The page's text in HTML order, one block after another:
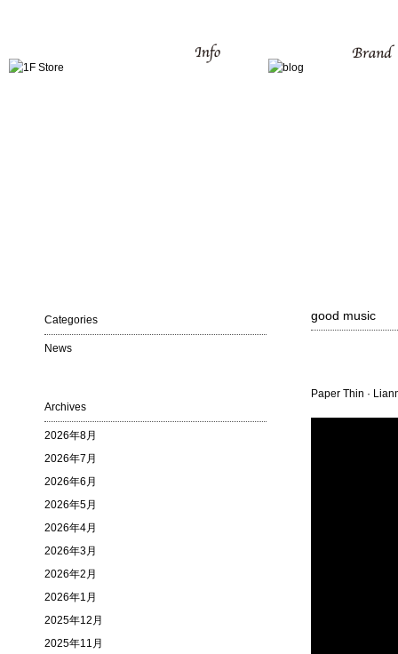
good music
Paper Thin ·
Categories
News
Archives
2026年8月
2026年7月
2026年6月
2026年5月
2026年4月
2026年3月
2026年2月
2026年1月
2025年12月
2025年11月